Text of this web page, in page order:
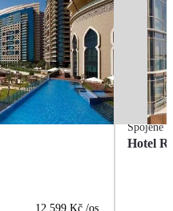
12 599 Kč /os.
Spojené
Hotel